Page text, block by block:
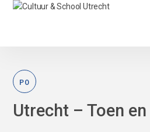
PO
Utrecht – Toen en